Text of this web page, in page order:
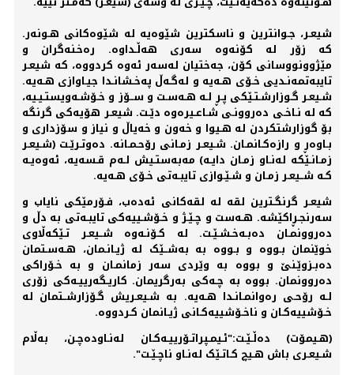
شیعـر، جـوانترین و ناسکترین شێوەیه‌ له‌ شێوەکانی هـونه‌ر.
که‌ زۆر له‌ کۆنه‌وە سه‌ری هه‌ڵـداوە. رەخـنه‌گران و
مێژوونووسانی کۆن، جه‌ختیان له‌سه‌ر ئه‌وە کردووە، که‌ شیعـر
تایبەتمەنـدیی خـۆی هـەیە و له‌گـه‌ڵ په‌خـشانـدا جیـاوازی هـه‌یه‌.
شـیعـر گـوزارشـتـێکی پـڕ لـه‌ هـه‌سـت و ســۆز و خـۆشـه‌ویستـیـیه‌،
که‌ له‌ نـاخـی دەروونـی شـاعـیرەوە دێـت. شیعـر هۆیه‌کی گرنگه‌
بۆ گوزارشتکردن له‌ هـیوا و خه‌ون و خه‌یاڵ و نیاز و سۆزداری و
بـاوەڕ و رازەکـانمـان. شـیعـر زمـانی رۆحـمـانه‌. دەوتـرێـت (شـيعـر
زمـانـێکە له‌نـاو زمـان دایـه‌) مه‌بەستـیش لـه‌م قـسه‌یه‌، ئه‌وەیـه‌
کـە شــیعـر زمـان و شـێـوازی تایبـه‌تی خـۆی هـه‌یه‌.
شیعـر گرنگـترین لقه‌ له‌ لقه‌کانی ئه‌دەب، فـۆرمێکی نایاب و
سەرنجـڕاکێشە. هـه‌ست و چـێـژ و خـۆشـییەکی تایبـه‌تی به‌ دڵ و
دەروونمـان دەبـه‌خـشـێـت. له‌ کـۆنـه‌وە شــیعـر تـێکه‌ڵاوی
خوێنمان بـووە و بـووە به‌ به‌شــێک له‌ ژیـانـمان، هـه‌سـتمان
دەبـزوێـنێ و بووە به‌ وێردی سه‌ر زمانمـان و به‌ خـۆراکی
دەروونمان. بووە به‌ چـه‌کی به‌رگریمان. کاریـگه‌رییـه‌کی زۆری
لـه‌ رۆحـی رەوانمـانـدا هـه‌یه‌. به‌ شـیعـریش گـۆزارشــتمان له‌
خـۆشییه‌کـان و ناخـۆشییه‌کـانی ژیـانمان کـردووە.
(هـیمۆت) دەڵـێـت:"ئـیمـپراتـۆرییـه‌کـان له‌نـاودەچـن، به‌ڵام
شـیعـری باش هـیچ کـاتـێک له‌نـاو ناچـێـت".